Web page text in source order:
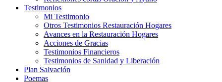
Testimonios
Mi Testimonio
Otros Testimonios Restauración Hogares
Avances en la Restauración Hogares
Acciones de Gracias
Testimonios Financieros
Testimonios de Sanidad y Liberación
Plan Salvación
Poemas